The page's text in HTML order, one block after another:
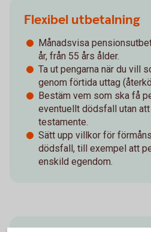
Flexibel utbetalning
Månadsvisa
år, från 55 års ålder.
Ta ut pengarna när du vill
genom förtida uttag
Bestäm vem som ska få
eventuellt dödsfall utan
testamente.
Sätt upp villkor för
dödsfall, till exempel att
enskild egendom.